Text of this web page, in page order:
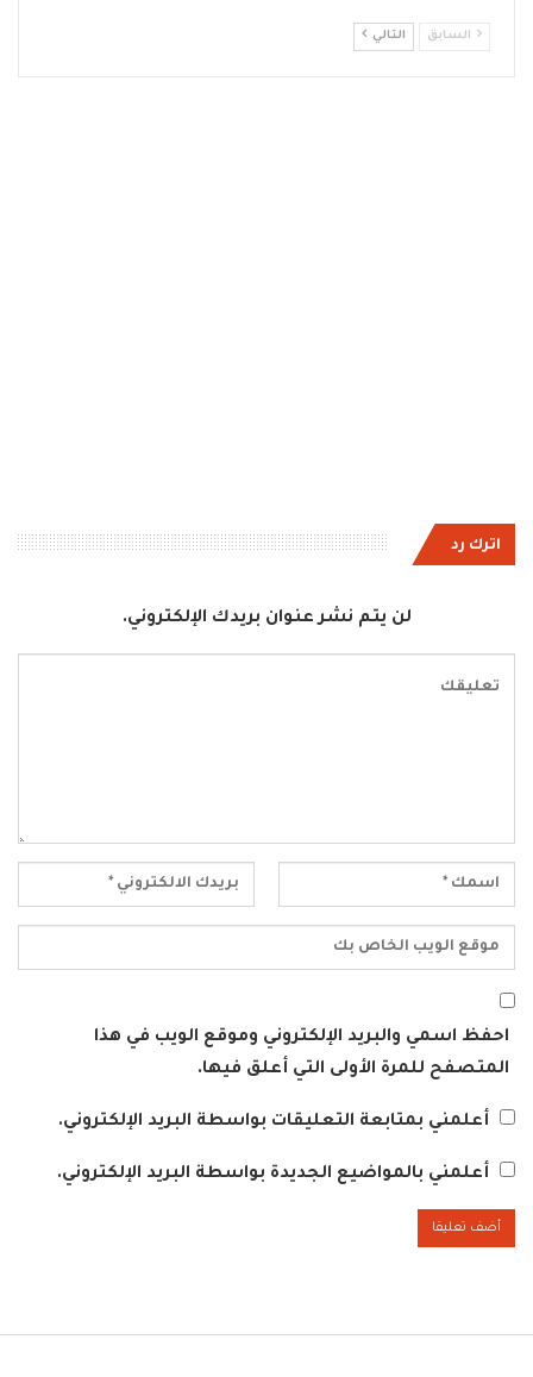
السابق التالي
اترك رد
لن يتم نشر عنوان بريدك الإلكتروني.
احفظ اسمي والبريد الإلكتروني وموقع الويب في هذا
المتصفح للمرة الأولى التي أعلق فيها.
أعلمني بمتابعة التعليقات بواسطة البريد الإلكتروني.
أعلمني بالمواضيع الجديدة بواسطة البريد الإلكتروني.